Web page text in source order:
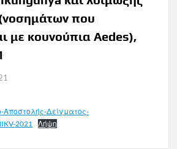
που
με κουνούπια Aedes),
Αποστολής-Δείγματος-
2021
Λήψη